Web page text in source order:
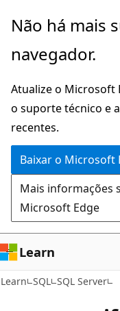
Pular
o
principal
Não há mais
navegador.
Atualize o Microsoft
o suporte técnico e
recentes.
Baixar o Microsoft
Mais informações
Microsoft Edge
Learn
Learn SQL SQL Server